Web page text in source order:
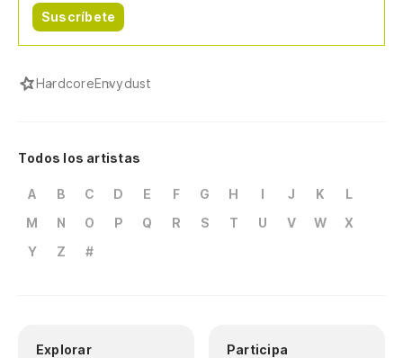
Suscríbete
HardcoreEnvydust
Todos los artistas
A B C D E F G H I J K
L
M
N O P Q R S T U V W
X
Y
Z #
Explorar Participa